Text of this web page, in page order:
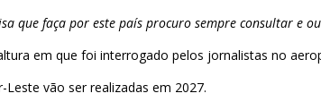
que faça por este país procuro sempre consultar e
em que foi interrogado pelos jornalistas no
vão ser realizadas em 2027.